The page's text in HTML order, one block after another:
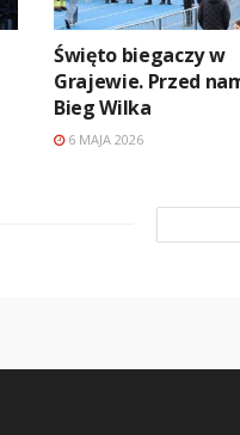
Święto biegaczy w
Grajewie. Przed
Bieg Wilka
6 MAJA 2026